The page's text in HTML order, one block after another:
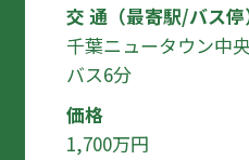
交 通（最寄駅/バス停
千葉ニュータウン中
バス6分
価格
1,700万円